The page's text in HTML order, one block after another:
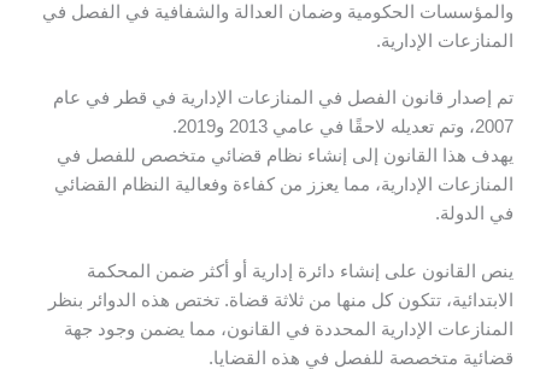
والمؤسسات الحكومية وضمان العدالة والشفافية في الفصل في
المنازعات الإدارية.
تم إصدار قانون الفصل في المنازعات الإدارية في قطر في عام
2007، وتم تعديله لاحقًا في عامي 2013 و2019.
يهدف هذا القانون إلى إنشاء نظام قضائي متخصص للفصل في
المنازعات الإدارية، مما يعزز من كفاءة وفعالية النظام القضائي
في الدولة.
ينص القانون على إنشاء دائرة إدارية أو أكثر ضمن المحكمة
الابتدائية، تتكون كل منها من ثلاثة قضاة. تختص هذه الدوائر بنظر
المنازعات الإدارية المحددة في القانون، مما يضمن وجود جهة
قضائية متخصصة للفصل في هذه القضايا.